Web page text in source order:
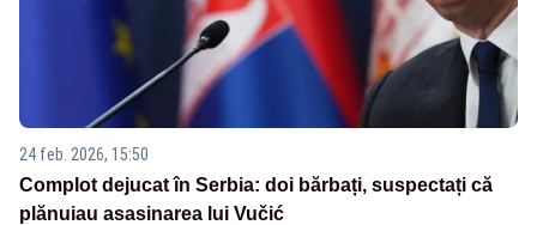
24 feb. 2026, 15:50
Complot dejucat în Serbia: doi bărbați, suspectați că
plănuiau asasinarea lui Vučić